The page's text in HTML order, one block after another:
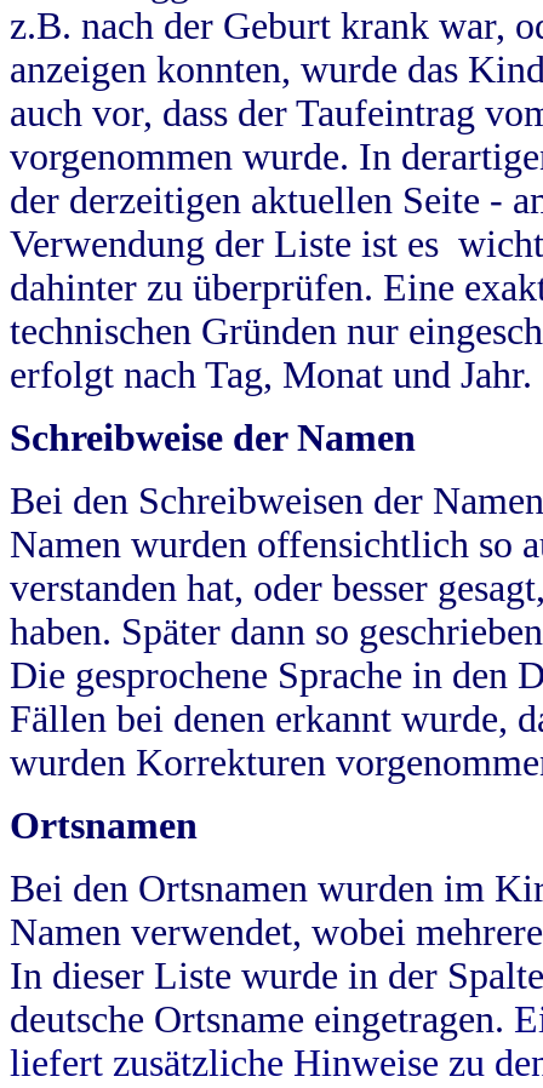
z.B. nach der Geburt krank war,
anzeigen konnten, wurde das
auch vor, dass der Taufeintrag
vorgenommen wurde. In
der derzeitigen aktuellen Seite -
Verwendung der Liste ist es
dahinter zu überprüfen. Eine
technischen Gründen nur
erfolgt nach Tag, Monat und Jahr.
Schreibweise der Namen
Bei den Schreibweisen der
Namen wurden offensichtlich so
verstanden hat, oder besser
haben. Später dann so
Die gesprochene Sprache in
Fällen bei denen erkannt wurde,
wurden Korrekturen
Ortsnamen
Bei den Ortsnamen wurden im
Namen verwendet, wobei
In dieser Liste wurde in der
deutsche Ortsname eingetragen.
liefert zusätzliche Hinweise zu